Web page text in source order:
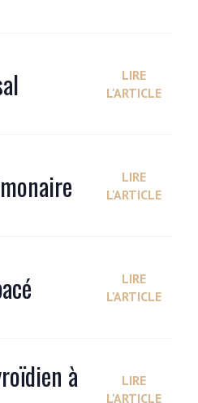
LIRE
L'ARTICLE
LIRE
L'ARTICLE
LIRE
L'ARTICLE
à
LIRE
L'ARTICLE